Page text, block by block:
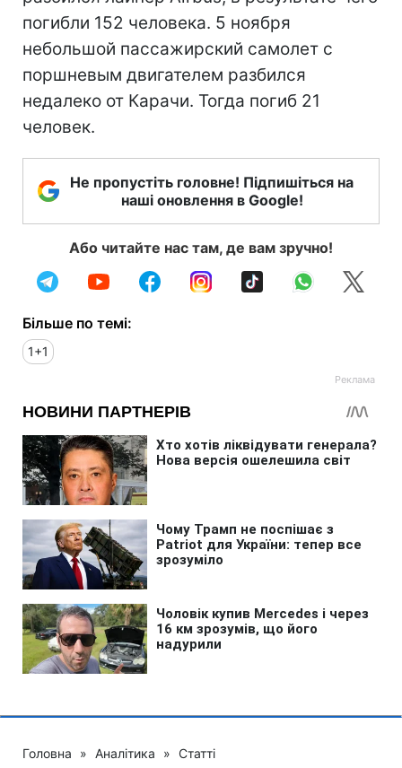
погибли 152 человека. 5 ноября
небольшой пассажирский самолет с
поршневым двигателем разбился
недалеко от Карачи. Тогда погиб 21
человек.
Не пропустіть головне! Підпишіться на
наші оновлення в Google!
Або читайте нас там, де вам зручно!
Більше по темі:
1+1
Головна » Аналітика » Статті